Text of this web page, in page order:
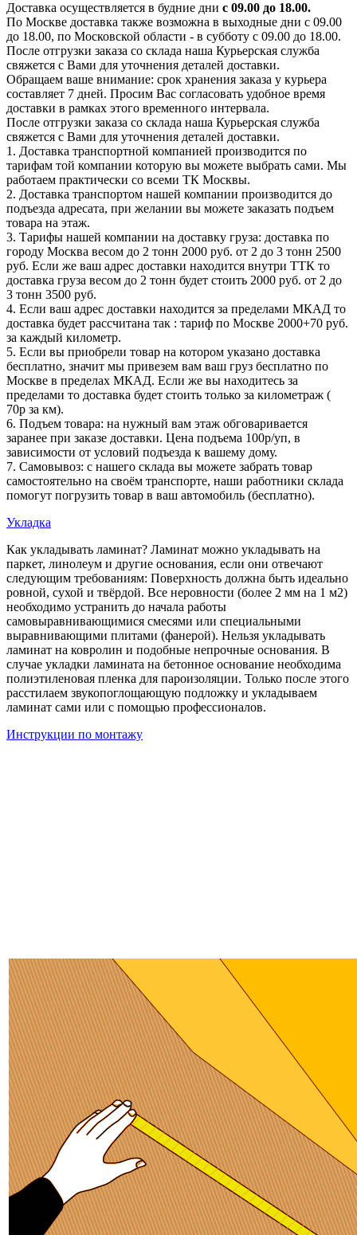
Доставка осуществляется в будние дни с 09.00 до 18.00.
По Москве доставка также возможна в выходные дни с 09.00
до 18.00, по Московской области - в субботу с 09.00 до 18.00.
После отгрузки заказа со склада наша Курьерская служба
свяжется с Вами для уточнения деталей доставки.
Обращаем ваше внимание: срок хранения заказа у курьера
составляет 7 дней. Просим Вас согласовать удобное время
доставки в рамках этого временного интервала.
После отгрузки заказа со склада наша Курьерская служба
свяжется с Вами для уточнения деталей доставки.
1. Доставка транспортной компанией производится по
тарифам той компании которую вы можете выбрать сами. Мы
работаем практически со всеми ТК Москвы.
2. Доставка транспортом нашей компании производится до
подъезда адресата, при желании вы можете заказать подъем
товара на этаж.
3. Тарифы нашей компании на доставку груза: доставка по
городу Москва весом до 2 тонн 2000 руб. от 2 до 3 тонн 2500
руб. Если же ваш адрес доставки находится внутри ТТК то
доставка груза весом до 2 тонн будет стоить 2000 руб. от 2 до
3 тонн 3500 руб.
4. Если ваш адрес доставки находится за пределами МКАД то
доставка будет рассчитана так : тариф по Москве 2000+70 руб.
за каждый километр.
5. Если вы приобрели товар на котором указано доставка
бесплатно, значит мы привезем вам ваш груз бесплатно по
Москве в пределах МКАД. Если же вы находитесь за
пределами то доставка будет стоить только за километраж (
70р за км).
6. Подъем товара: на нужный вам этаж обговаривается
заранее при заказе доставки. Цена подъема 100р/уп, в
зависимости от условий подъезда к вашему дому.
7. Самовывоз: с нашего склада вы можете забрать товар
самостоятельно на своём транспорте, наши работники склада
помогут погрузить товар в ваш автомобиль (бесплатно).
Укладка
Как укладывать ламинат? Ламинат можно укладывать на
паркет, линолеум и другие основания, если они отвечают
следующим требованиям: Поверхность должна быть идеально
ровной, сухой и твёрдой. Все неровности (более 2 мм на 1 м2)
необходимо устранить до начала работы
самовыравнивающимися смесями или специальными
выравнивающими плитами (фанерой). Нельзя укладывать
ламинат на ковролин и подобные непрочные основания. В
случае укладки ламината на бетонное основание необходима
полиэтиленовая пленка для пароизоляции. Только после этого
расстилаем звукопоглощающую подложку и укладываем
ламинат сами или с помощью профессионалов.
Инструкции по монтажу